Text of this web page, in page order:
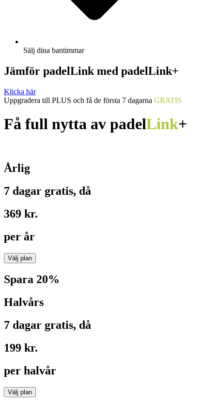
Sälj dina bantimmar
Jämför padelLink med padelLink+
Klicka här
Uppgradera till PLUS och få de första 7 dagarna GRATIS
Få full nytta av padelLink+
Årlig
7 dagar gratis, då
369 kr.
per år
Välj plan
Spara 20%
Halvårs
7 dagar gratis, då
199 kr.
per halvår
Välj plan